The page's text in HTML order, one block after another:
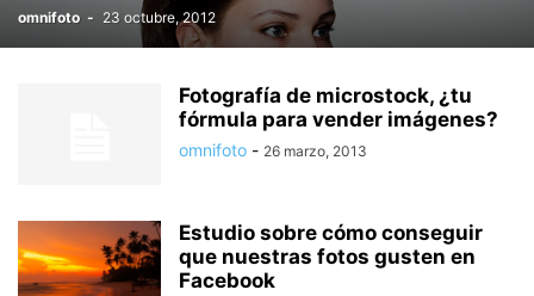
omnifoto - 23 octubre, 2012
Fotografía de microstock, ¿tu
fórmula para vender imágenes?
omnifoto - 26 marzo, 2013
Estudio sobre cómo conseguir
que nuestras fotos gusten en
Facebook